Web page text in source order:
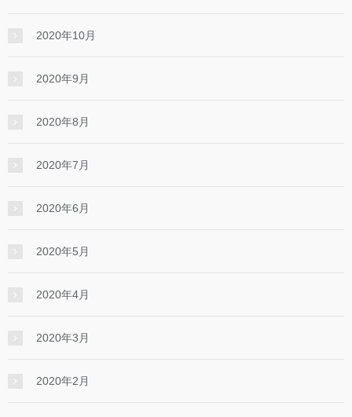
2020年10月
2020年9月
2020年8月
2020年7月
2020年6月
2020年5月
2020年4月
2020年3月
2020年2月